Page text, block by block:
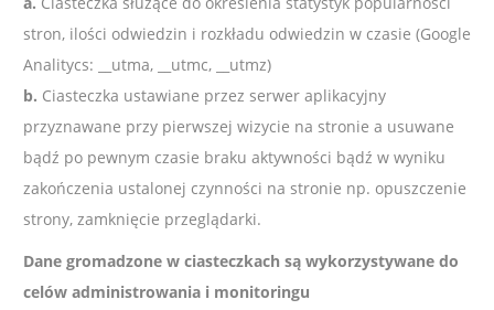
stron, ilości odwiedzin i rozkładu odwiedzin w czasie (Google
Analitycs: __utma, __utmc, __utmz)
b. Ciasteczka ustawiane przez serwer aplikacyjny
przyznawane przy pierwszej wizycie na stronie a usuwane
bądź po pewnym czasie braku aktywności bądź w wyniku
zakończenia ustalonej czynności na stronie np. opuszczenie
strony, zamknięcie przeglądarki.
Dane gromadzone w ciasteczkach są wykorzystywane do
celów administrowania i monitoringu